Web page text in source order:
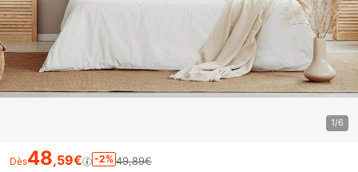
1/6
Dès48,59€ -2% 49,89€